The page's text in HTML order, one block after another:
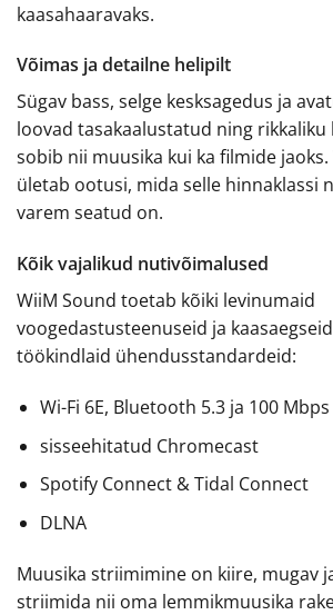
kaasahaaravaks.
Võimas ja detailne helipilt
Sügav bass, selge kesksagedus ja
loovad tasakaalustatud ning rikkaliku
sobib nii muusika kui ka filmide
ületab ootusi, mida selle hinnaklassi
varem seatud on.
Kõik vajalikud nutivõimalused
WiiM Sound toetab kõiki levinumaid
voogedastusteenuseid ja
töökindlaid ühendusstandardeid:
Wi-Fi 6E, Bluetooth 5.3 ja 100
sisseehitatud Chromecast
Spotify Connect & Tidal Connect
DLNA
Muusika striimimine on kiire, mugav
striimida nii oma lemmikmuusika